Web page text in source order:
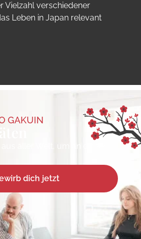
Vielzahl verschiedener
Leben in Japan relevant
GAKUIN
aller Welt, um an dieser
dich jetzt